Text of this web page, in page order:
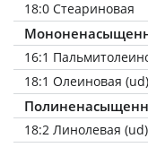
18:0 Стеариновая
16:1
18:1 Олеиновая (ud)
18:2 Линолевая (ud)